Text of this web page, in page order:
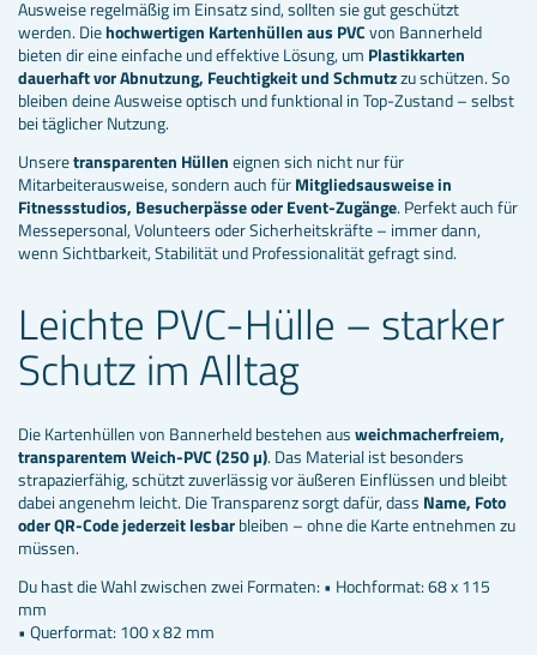
Ausweise regelmäßig im Einsatz sind, sollten sie gut geschützt
werden. Diehochwertigen Kartenhüllen aus PVCvon Bannerheld
bieten dir eine einfache und effektive Lösung, um Plastikkarten
dauerhaft vor Abnutzung, Feuchtigkeit und Schmutzzu schützen. So
bleiben deine Ausweise optisch und funktional in Top-Zustand – selbst
bei täglicher Nutzung.
Unseretransparenten Hülleneignen sich nicht nur für
Mitarbeiterausweise, sondern auch fürMitgliedsausweise in
Fitnessstudios, Besucherpässe oder Event-Zugänge. Perfekt auch für
Messepersonal, Volunteers oder Sicherheitskräfte – immer dann,
wenn Sichtbarkeit, Stabilität und Professionalität gefragt sind.
Leichte PVC-Hülle – starker
Schutz im Alltag
Die Kartenhüllen von Bannerheld bestehen ausweichmacherfreiem,
transparentem Weich-PVC (250 µ). Das Material ist besonders
strapazierfähig, schützt zuverlässig vor äußeren Einflüssen und bleibt
dabei angenehm leicht. Die Transparenz sorgt dafür, dass Name, Foto
oder QR-Code jederzeit lesbarbleiben – ohne die Karte entnehmen zu
müssen.
Du hast die Wahl zwischen zwei Formaten: • Hochformat: 68 x 115
mm
• Querformat: 100 x 82 mm